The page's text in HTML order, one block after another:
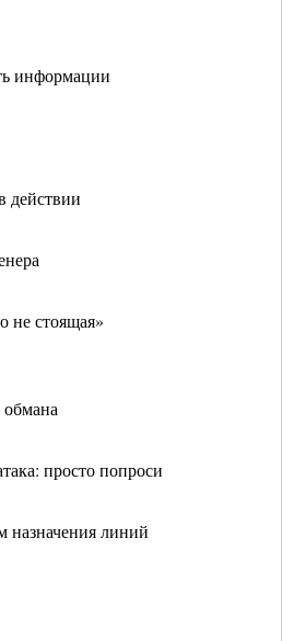
информации
действии
не стоящая»
просто попроси
назначения линий